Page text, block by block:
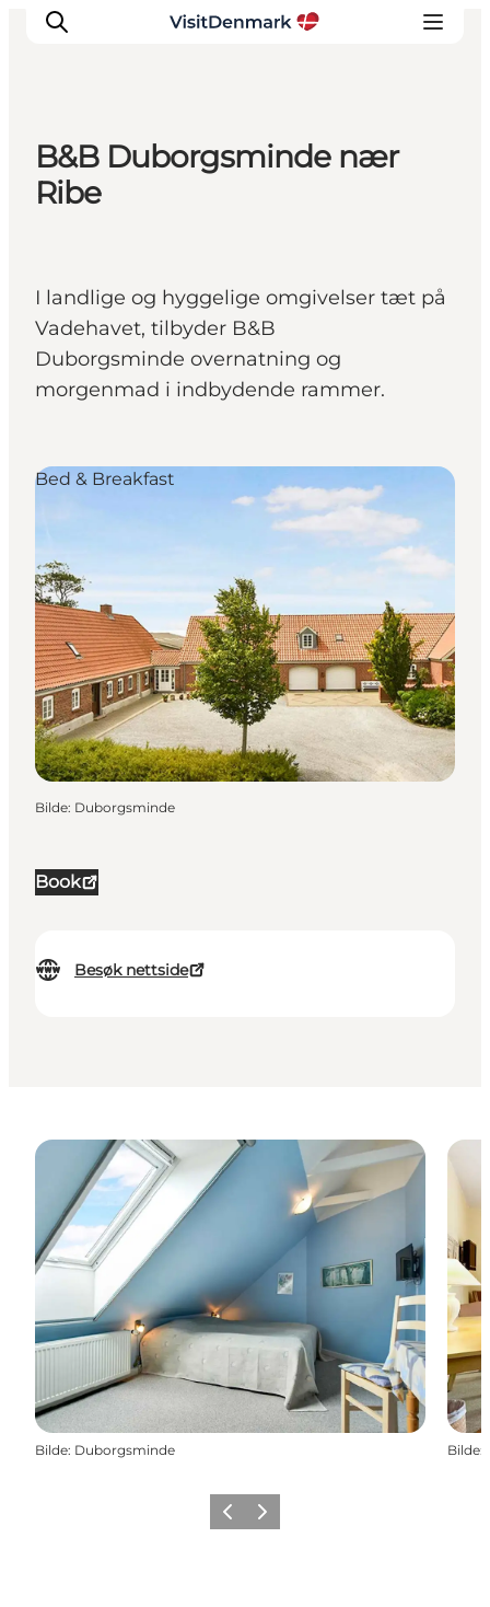
Inspirasjon
Planlegg reisen
B&B Duborgsminde nær
Ribe
I landlige og hyggelige omgivelser tæt på
Vadehavet, tilbyder B&B
Duborgsminde overnatning og
morgenmad i indbydende rammer.
Book
Besøk nettside
Bed & Breakfast
Bilde: Duborgsminde
Bilde: Duborgsminde Bilde:
ForrigeNeste